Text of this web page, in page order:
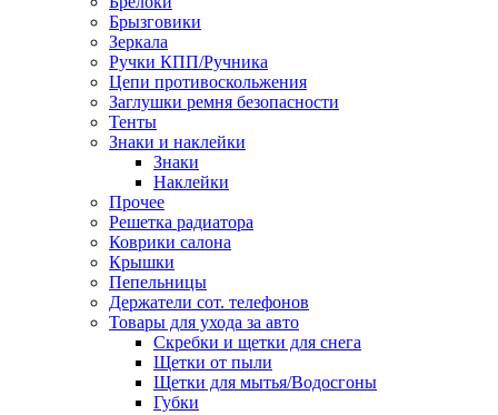
Брызговики
Зеркала
Ручки КПП/Ручника
Цепи противоскольжения
Заглушки ремня безопасности
Тенты
Знаки и наклейки
Знаки
Наклейки
Прочее
Решетка радиатора
Коврики салона
Крышки
Пепельницы
Держатели сот. телефонов
Товары для ухода за авто
Скребки и щетки для снега
Щетки от пыли
Щетки для мытья/Водосгоны
Губки